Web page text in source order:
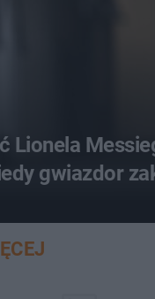
Lionela
gwiazdor